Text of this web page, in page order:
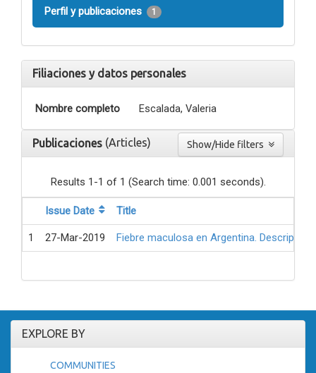
Perfil y publicaciones 1
Filiaciones y datos personales
Nombre completo Escalada, Valeria
Publicaciones (Articles)
Results 1-1 of 1 (Search time: 0.001 seconds).
Issue Date Title
1 27-Mar-2019 Fiebre maculosa en Argentina.
EXPLORE BY
COMMUNITIES